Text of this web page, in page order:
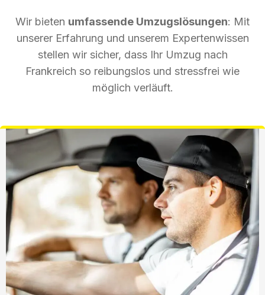
Wir bieten umfassende Umzugslösungen: Mit
unserer Erfahrung und unserem Expertenwissen
stellen wir sicher, dass Ihr Umzug nach
Frankreich so reibungslos und stressfrei wie
möglich verläuft.